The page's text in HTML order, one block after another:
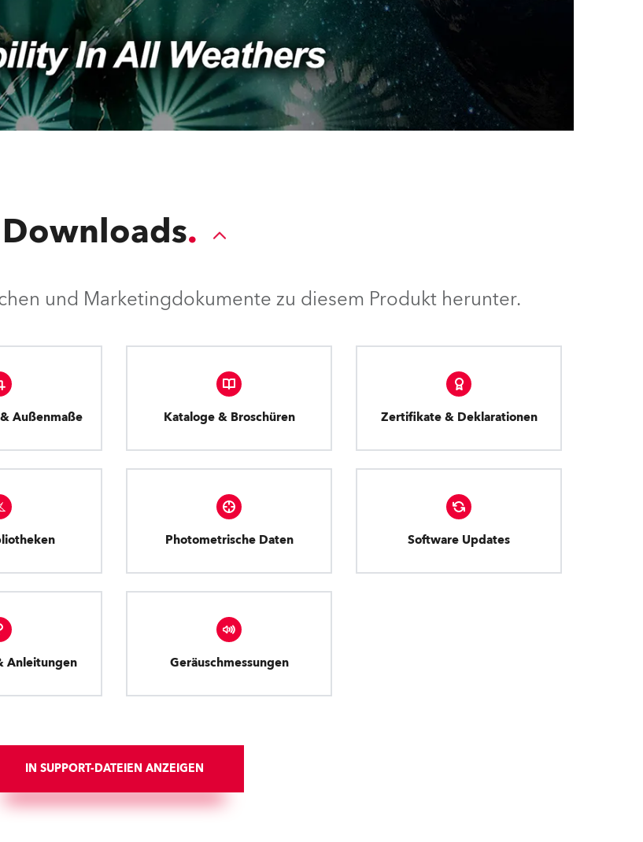
Downloads
und Marketingdokumente zu diesem Produkt herunter.
Außenmaße Kataloge & Broschüren Zertifikate & Deklarationen
Photometrische Daten Software Updates
Anleitungen Geräuschmessungen
IN SUPPORT-DATEIEN ANZEIGEN